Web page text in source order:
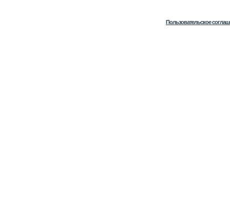
Пользовательское